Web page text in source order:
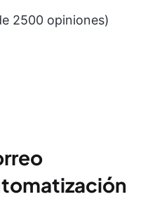
2500 opiniones)